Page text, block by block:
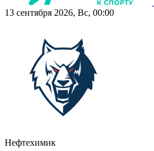
13 сентября 2026, Вс, 00:00
Нефтехимик